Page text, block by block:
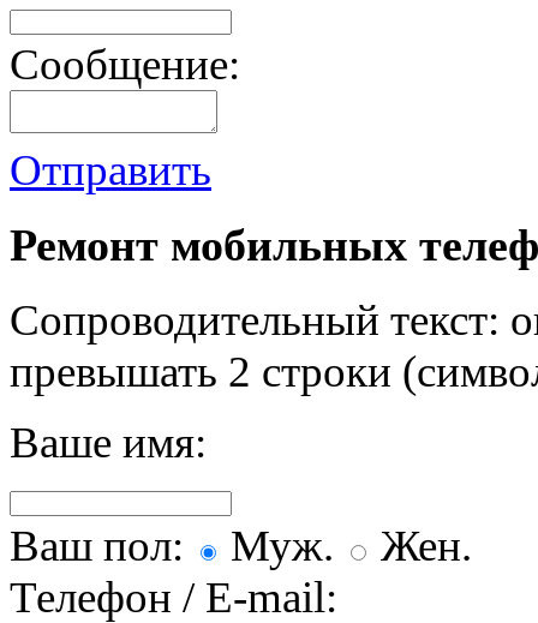
Сообщение:
Отправить
Ремонт мобильных
Сопроводительный текст:
превышать 2 строки
Ваше имя:
Ваш пол: Муж.
Жен.
Телефон / E-mail: